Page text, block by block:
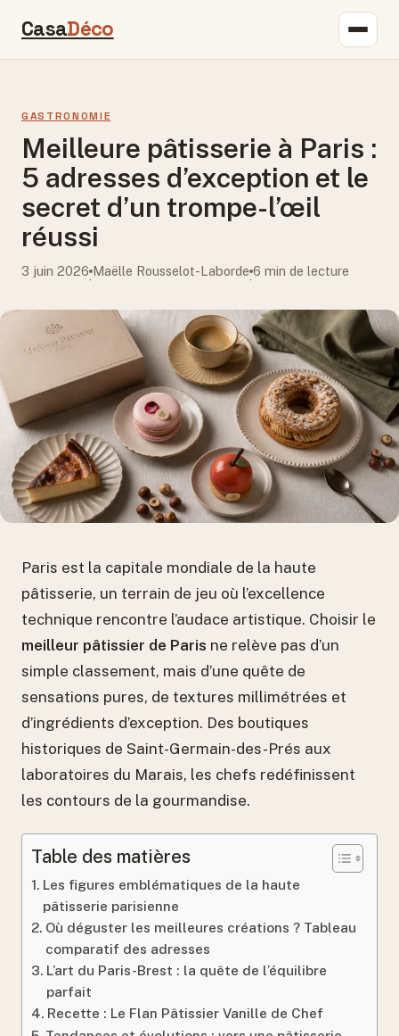
CasaDéco
GASTRONOMIE
Meilleure pâtisserie à Paris :
5 adresses d’exception et le
secret d’un trompe-l’œil
réussi
3 juin 2026
·
Maëlle Rousselot-Laborde
·
6 min de lecture
Paris est la capitale mondiale de la haute
pâtisserie, un terrain de jeu où l’excellence
technique rencontre l’audace artistique. Choisir le
meilleur pâtissier de Paris ne relève pas d’un
simple classement, mais d’une quête de
sensations pures, de textures millimétrées et
d’ingrédients d’exception. Des boutiques
historiques de Saint-Germain-des-Prés aux
laboratoires du Marais, les chefs redéfinissent
les contours de la gourmandise.
Table des matières
Les figures emblématiques de la haute
pâtisserie parisienne
Où déguster les meilleures créations ? Tableau
comparatif des adresses
L’art du Paris-Brest : la quête de l’équilibre
parfait
Recette : Le Flan Pâtissier Vanille de Chef